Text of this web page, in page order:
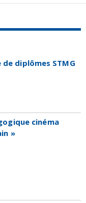
diplômes STMG
cinéma
»